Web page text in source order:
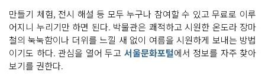
만들기 체험, 전시 해설 등 모두 누구나 참여할 수 있고 무료로 이루
어지니 누리기만 하면 된다. 박물관은 쾌적하고 시원한 온도라 장마
철의 눅눅함이나 더위를 느낄 새 없이 여름을 시원하게 보내는 방법
이기도 하다. 관심을 열어 두고 서울문화포털에서 정보를 자주 찾아
보기를 권한다.